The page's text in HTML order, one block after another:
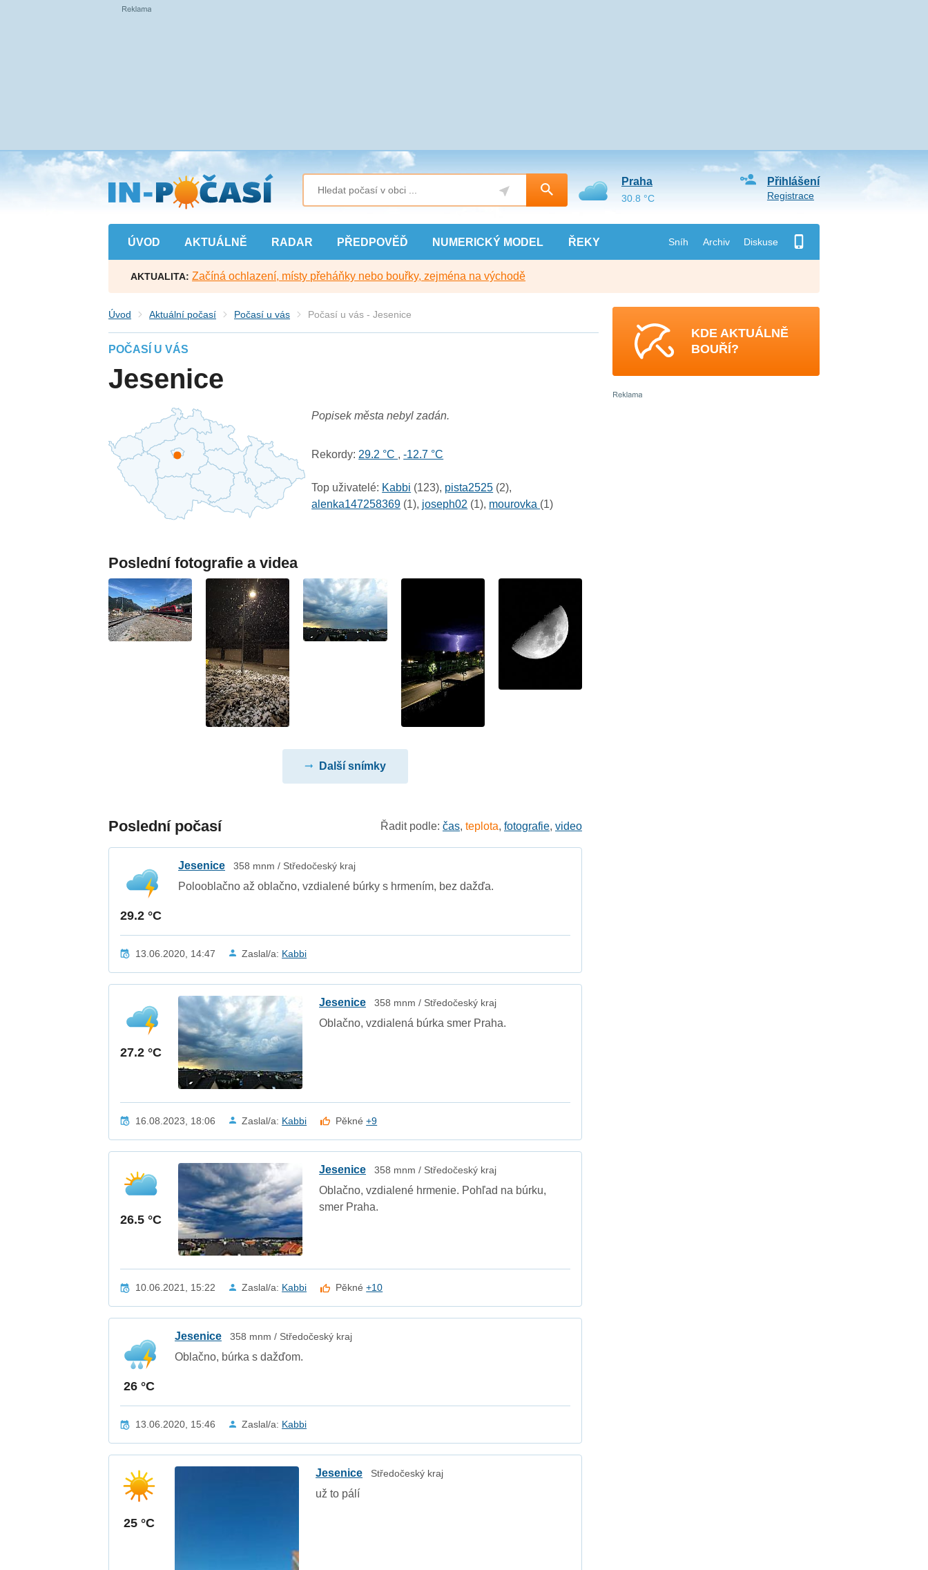
Přejít
na
hlavní
obsah
ÚVOD AKTUÁLNĚ RADAR PŘEDPOVĚĎ NUMERICKÝ MODEL ŘEKY Sníh Archiv Diskuse
Přihlášení
Registrace
Praha
30.8 °C
AKTUALITA: Začíná ochlazení, místy přeháňky nebo bouřky, zejména na východě
Úvod Aktuální počasí Počasí u vás Počasí u vás - Jesenice
POČASÍ U VÁS
Jesenice
Popisek města nebyl zadán.
Rekordy: 29.2 °C ,-12.7 °C
Top uživatelé: Kabbi (123), pista2525 (2),
alenka147258369 (1), joseph02 (1), mourovka (1)
Poslední fotografie a videa
Další snímky
Poslední počasí Řadit podle: čas, teplota, fotografie, video
29.2 °C
Jesenice 358 mnm / Středočeský kraj
Polooblačno až oblačno, vzdialené búrky s hrmením, bez dažďa.
13.06.2020, 14:47 Zaslal/a: Kabbi
27.2 °C
Jesenice 358 mnm / Středočeský kraj
Oblačno, vzdialená búrka smer Praha.
16.08.2023, 18:06 Zaslal/a: Kabbi Pěkné+9
26.5 °C
Jesenice 358 mnm / Středočeský kraj
Oblačno, vzdialené hrmenie. Pohľad na búrku,
smer Praha.
10.06.2021, 15:22 Zaslal/a: Kabbi Pěkné+10
26 °C
Jesenice 358 mnm / Středočeský kraj
Oblačno, búrka s dažďom.
13.06.2020, 15:46 Zaslal/a: Kabbi
25 °C
Jesenice Středočeský kraj
už to pálí
KDE AKTUÁLNĚ
BOUŘÍ?